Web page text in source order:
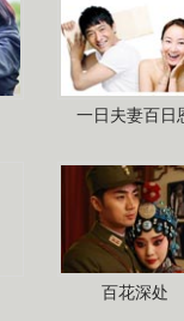
一日夫妻百日
百花深处